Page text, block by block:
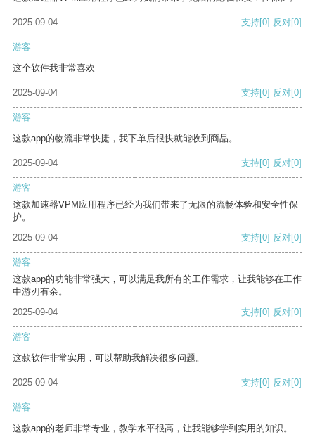
2025-09-04 支持[0] 反对[0]
游客
这个软件我非常喜欢
2025-09-04 支持[0] 反对[0]
游客
这款app的物流非常快捷，我下单后很快就能收到商品。
2025-09-04 支持[0] 反对[0]
游客
这款加速器VPM应用程序已经为我们带来了无限的流畅体验和安全性保
护。
2025-09-04
支持[0] 反对[0]
游客
这款app的功能非常强大，可以满足我所有的工作需求，让我能够在工作
中游刃有余。
2025-09-04
支持[0] 反对[0]
游客
这款软件非常实用，可以帮助我解决很多问题。
2025-09-04 支持[0] 反对[0]
游客
这款app的老师非常专业，教学水平很高，让我能够学到实用的知识。